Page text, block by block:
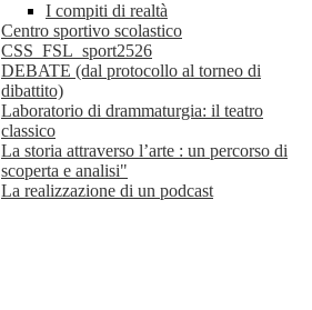
I compiti di realtà
Centro sportivo scolastico
CSS_FSL_sport2526
DEBATE (dal protocollo al torneo di
dibattito)
Laboratorio di drammaturgia: il teatro
classico
La storia attraverso l’arte : un percorso di
scoperta e analisi"
La realizzazione di un podcast